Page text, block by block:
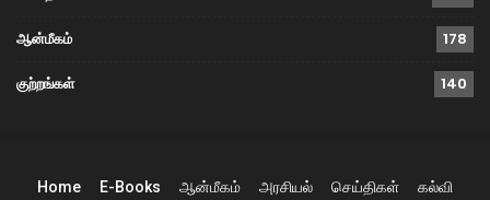
ஆன்மீகம் 178
குற்றங்கள் 140
Home E-Books ஆன்மீகம் அரசியல் செய்திகள் கல்வி